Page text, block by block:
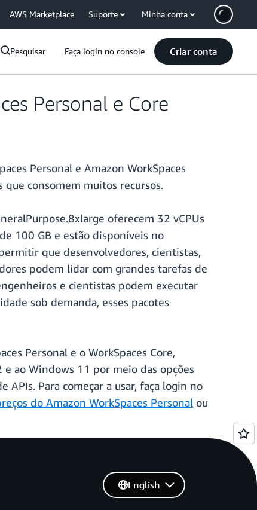
AWS Marketplace Suporte Minha conta
Pesquisar Faça login no console Criar conta
Personal e Core
Personal e Amazon WorkSpaces
consomem muitos recursos.
oferecem 32 vCPUs
100 GB e estão disponíveis no
que desenvolvedores, cientistas,
podem lidar com grandes tarefas de
e cientistas podem executar
sob demanda, esses pacotes
Personal e o WorkSpaces Core,
ao Windows 11 por meio das opções
APIs. Para começar a usar, faça login no
do Amazon WorkSpaces Personal ou
English